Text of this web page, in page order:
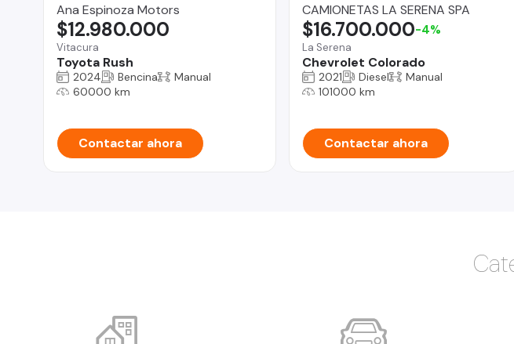
Ana Espinoza Motors
Vitacura
Toyota Rush
$12.980.000
2024 Bencina
Manual
60000 km
Contactar ahora
CAMIONETAS LA SERENA SPA
La Serena
Chevrolet Colorado
$16.700.000-4%
2021 Diesel
Manual
101000 km
Contactar ahora